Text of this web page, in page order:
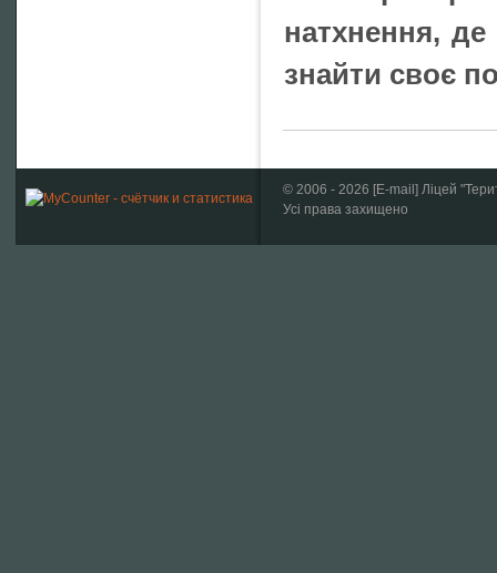
натхнення,
знайти своє
© 2006 - 2026 [E-mail ] Ліцей
Усі права захищено